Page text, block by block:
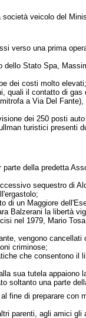
veicolo del
verso una prima
Stato Spa,
dei costi molto elevati;
quali il contatto di
a Via Del
dei 250 posti
turistici presenti
della predetta
sequestro di
di un Maggiore
Balzerani la libertà
nel 1979, Mario
vengono
criminose;
che consentono il
sua tutela
soltanto una parte
fine di preparare con
parenti, agli amici